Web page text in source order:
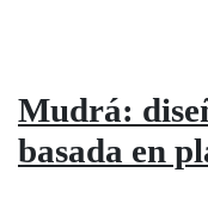
Mudrá:
basada en